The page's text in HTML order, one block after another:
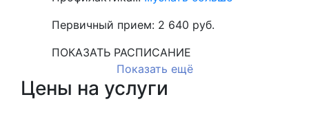
Первичный прием: 2 640 руб.
ПОКАЗАТЬ РАСПИСАНИЕ
Показать ещё
Цены на услуги